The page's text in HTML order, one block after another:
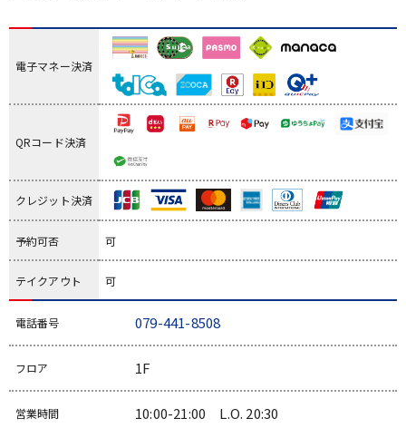
電子マネー決済
QRコード決済
クレジット決済
予約可否 可
テイクアウト 可
電話番号 079-441-8508
フロア 1F
営業時間 10:00-21:00 L.O. 20:30